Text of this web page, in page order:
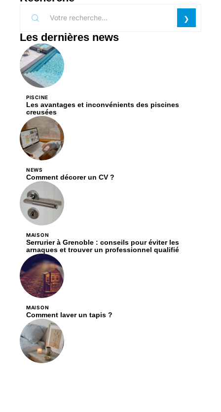
Les dernières news
PISCINE
Les avantages et inconvénients des piscines
creusées
NEWS
Comment décorer un CV ?
MAISON
Serrurier à Grenoble : conseils pour éviter les
arnaques et trouver un professionnel qualifié
MAISON
Comment laver un tapis ?